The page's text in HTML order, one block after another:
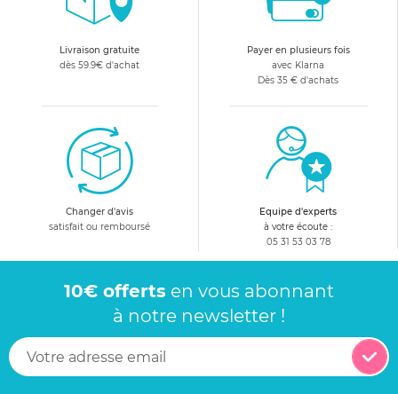
Livraison gratuite
dès 59.9€ d'achat
Payer en plusieurs fois
avec Klarna
Dès 35 € d'achats
Changer d'avis
satisfait ou remboursé
Equipe d'experts
à votre écoute :
05 31 53 03 78
10€ offerts en vous abonnant
à notre newsletter !